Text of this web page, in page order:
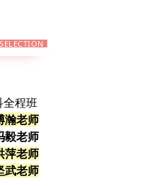
SELECTION
全程班
瀚老师
毅老师
萍老师
武老师